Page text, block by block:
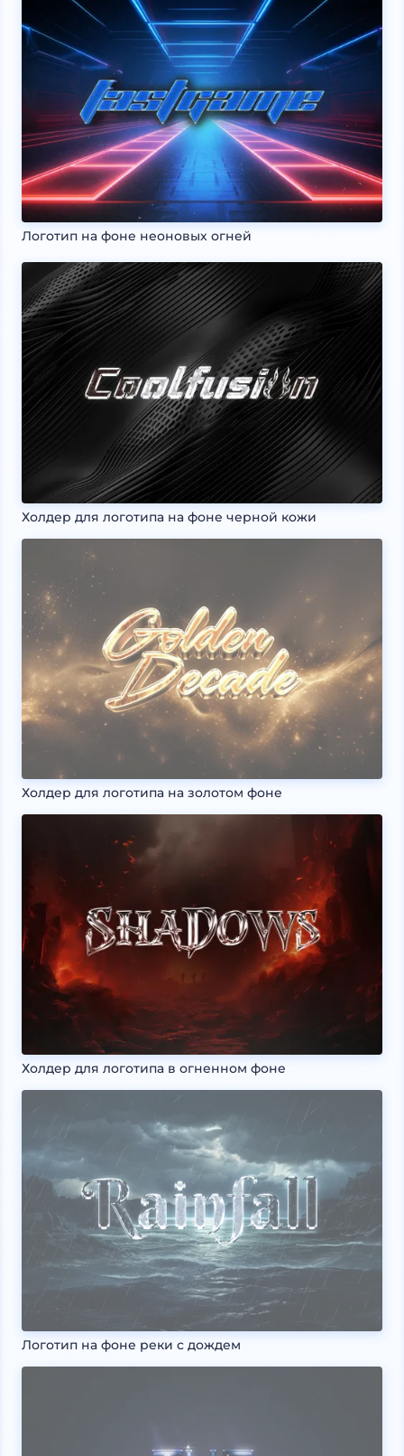
Логотип на фоне неоновых огней
Холдер для логотипа на фоне черной кожи
Холдер для логотипа на золотом фоне
Холдер для логотипа в огненном фоне
Логотип на фоне реки с дождем